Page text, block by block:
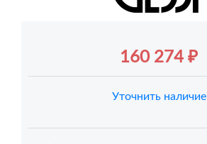
160 274 ₽
Уточнить наличие